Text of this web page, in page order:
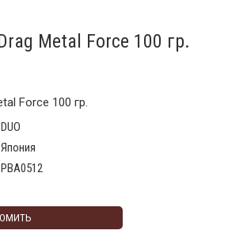
Metal Force 100 гр.
Force 100 гр.
DUO
Япония
PBA0512